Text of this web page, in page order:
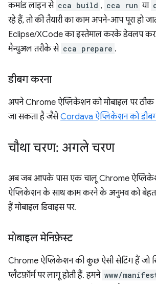
कमांड लाइन से cca build , cca run या
रहे हैं, तो की तैयारी का काम अपने-आप पूरा हो
Eclipse/XCode का इस्तेमाल करके डेवलप
मैन्युअल तरीके से cca prepare .
डीबग करना
अपने Chrome ऐप्लिकेशन को मोबाइल पर ठीक
जा सकता है जैसेCordava ऐप्लिकेशन को
चौथा चरण: अगले चरण
अब जब आपके पास एक चालू Chrome
ऐप्लिकेशन के साथ काम करने के अनुभव को
हैं मोबाइल डिवाइस पर.
मोबाइल मेनिफ़ेस्ट
Chrome ऐप्लिकेशन की कुछ ऐसी सेटिंग हैं जो
प्लैटफ़ॉर्म पर लागू होती हैं. हमने www/